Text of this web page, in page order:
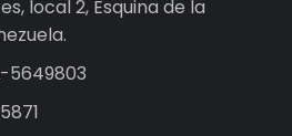
local 2, Esquina de la
5649803